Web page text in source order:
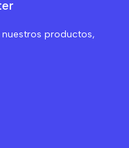
productos,